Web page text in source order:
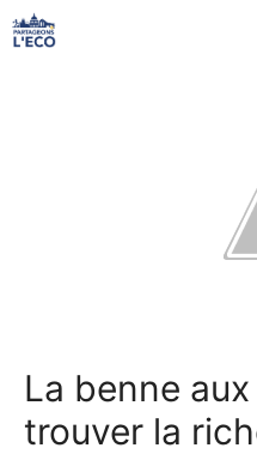
Aller
au
La benne
trouver la